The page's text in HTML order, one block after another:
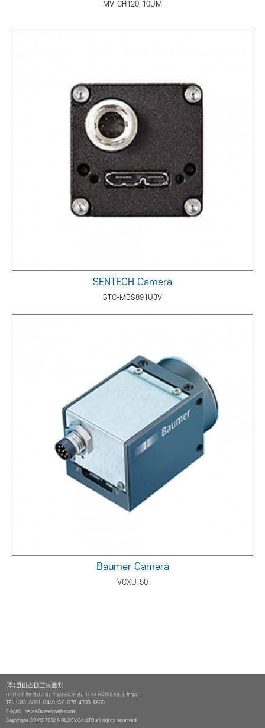
MV-CH120-10UM
SENTECH Camera
STC-MBS891U3V
Baumer Camera
VCXU-50
(주)코비스테크놀로지
(14119) 경기도 안양시 동안구 엘에스로 91번길 16-39 902호(호계동, 안양IT밸리)
TEL : 031-8091-0440 fAX : 070-4700-8800
E-MAIL : sales@covisweb.com
Copyright COVIS TECHNOLOGY.Co.,LTD.all rights reserved